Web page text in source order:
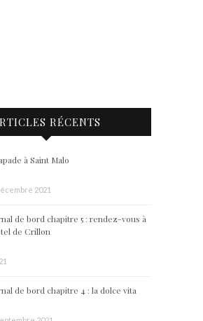
RÉCENTS
à Saint Malo
2021
de bord chapitre 5 : rendez-vous à
de Crillon
de bord chapitre 4 : la dolce vita